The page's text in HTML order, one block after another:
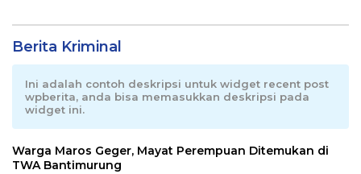
Berita Kriminal
Ini adalah contoh deskripsi untuk widget recent post
wpberita, anda bisa memasukkan deskripsi pada
widget ini.
Warga Maros Geger, Mayat Perempuan Ditemukan di
TWA Bantimurung